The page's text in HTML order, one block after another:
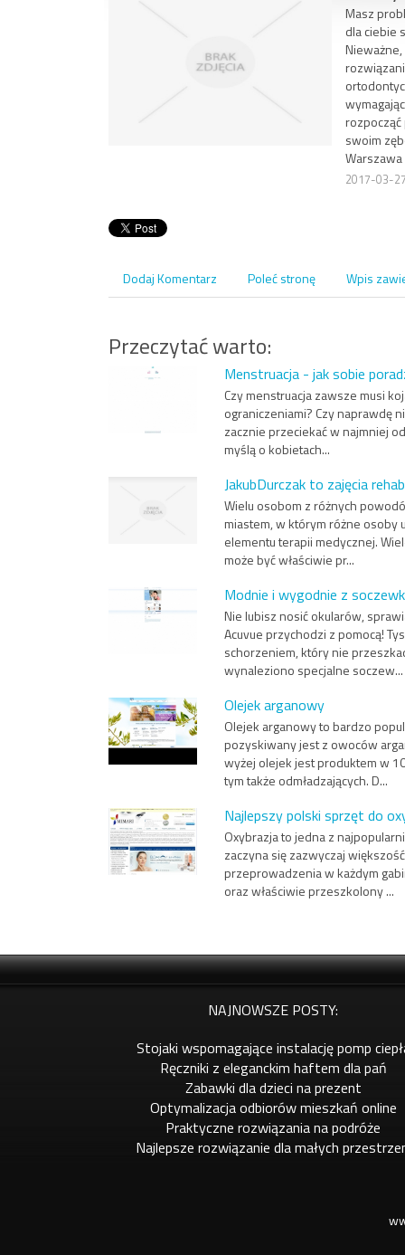
Masz
dla ciebie
swoim
2017-03-
Dodaj Komentarz Poleć stronę Wpis
Przeczytać warto:
Menstruacja - jak sobie
Czy menstruacja zawsze musi
ograniczeniami? Czy naprawdę
zacznie przeciekać w najmniej
myślą o kobietach...
JakubDurczak to zajęcia
Wielu osobom z różnych
miastem, w którym różne osoby
elementu terapii medycznej.
może być właściwie pr...
Modnie i wygodnie z
Nie lubisz nosić okularów,
Acuvue przychodzi z pomocą!
schorzeniem, który nie
wynaleziono specjalne soczew...
Olejek arganowy
Olejek arganowy to bardzo
pozyskiwany jest z owoców
wyżej olejek jest produktem w
tym także odmładzających. D...
Najlepszy polski sprzęt do
Oxybrazja to jedna z
zaczyna się zazwyczaj
przeprowadzenia w każdym
oraz właściwie przeszkolony ...
NAJNOWSZE POSTY:
Stojaki wspomagające instalację pomp
Ręczniki z eleganckim haftem dla pań
Zabawki dla dzieci na prezent
Optymalizacja odbiorów mieszkań online
Praktyczne rozwiązania na podróże
Najlepsze rozwiązanie dla małych